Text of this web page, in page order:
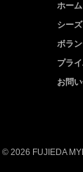
ホー
シー
ボラ
プラ
お問
© 2026 FUJIEDA